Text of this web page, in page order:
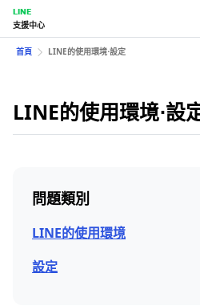
LINE
支援中心
首頁 LINE的使用環境⋅設定
LINE的使用環境⋅設
問題類別
LINE的使用環境
設定